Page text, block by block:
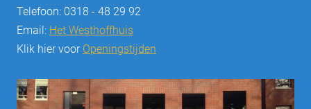
Telefoon: 0318 - 48 29 92
Email: Het Westhoffhuis
Klik hier voor Openingstijden